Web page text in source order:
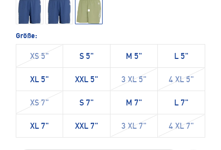
Größe:
XS 5" S 5" M 5" L 5"
XL 5" XXL 5" 3 XL 5" 4 XL 5"
XS 7" S 7" M 7" L 7"
XL 7" XXL 7" 3 XL 7" 4 XL 7"